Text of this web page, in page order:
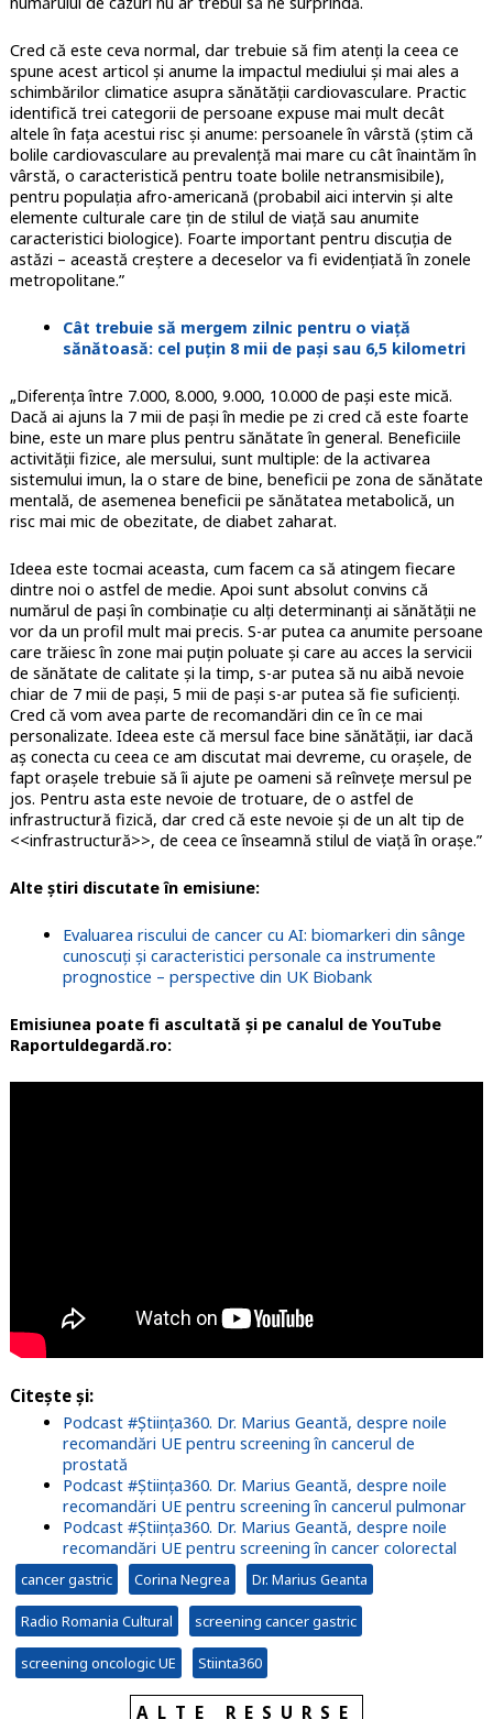
Cred că este ceva normal, dar trebuie să fim atenți la ceea ce
spune acest articol și anume la impactul mediului și mai ales a
schimbărilor climatice asupra sănătății cardiovasculare. Practic
identifică trei categorii de persoane expuse mai mult decât
altele în fața acestui risc și anume: persoanele în vârstă (știm că
bolile cardiovasculare au prevalență mai mare cu cât înaintăm în
vârstă, o caracteristică pentru toate bolile netransmisibile),
pentru populația afro-americană (probabil aici intervin și alte
elemente culturale care țin de stilul de viață sau anumite
caracteristici biologice). Foarte important pentru discuția de
astăzi – această creștere a deceselor va fi evidențiată în zonele
metropolitane.”
Cât trebuie să mergem zilnic pentru o viață
sănătoasă: cel puțin 8 mii de pași sau 6,5 kilometri
„Diferența între 7.000, 8.000, 9.000, 10.000 de pași este mică.
Dacă ai ajuns la 7 mii de pași în medie pe zi cred că este foarte
bine, este un mare plus pentru sănătate în general. Beneficiile
activității fizice, ale mersului, sunt multiple: de la activarea
sistemului imun, la o stare de bine, beneficii pe zona de sănătate
mentală, de asemenea beneficii pe sănătatea metabolică, un
risc mai mic de obezitate, de diabet zaharat.
Ideea este tocmai aceasta, cum facem ca să atingem fiecare
dintre noi o astfel de medie. Apoi sunt absolut convins că
numărul de pași în combinație cu alți determinanți ai sănătății ne
vor da un profil mult mai precis. S-ar putea ca anumite persoane
care trăiesc în zone mai puțin poluate și care au acces la servicii
de sănătate de calitate și la timp, s-ar putea să nu aibă nevoie
chiar de 7 mii de pași, 5 mii de pași s-ar putea să fie suficienți.
Cred că vom avea parte de recomandări din ce în ce mai
personalizate. Ideea este că mersul face bine sănătății, iar dacă
aș conecta cu ceea ce am discutat mai devreme, cu orașele, de
fapt orașele trebuie să îi ajute pe oameni să reînvețe mersul pe
jos. Pentru asta este nevoie de trotuare, de o astfel de
infrastructură fizică, dar cred că este nevoie și de un alt tip de
<<infrastructură>>, de ceea ce înseamnă stilul de viață în orașe.”
Alte știri discutate în emisiune:
Evaluarea riscului de cancer cu AI: biomarkeri din sânge
cunoscuți și caracteristici personale ca instrumente
prognostice – perspective din UK Biobank
Emisiunea poate fi ascultată și pe canalul de YouTube
Raportuldegardă.ro:
Citește și:
Podcast #Știința360. Dr. Marius Geantă, despre noile
recomandări UE pentru screening în cancerul de
prostată
Podcast #Știința360. Dr. Marius Geantă, despre noile
recomandări UE pentru screening în cancerul pulmonar
Podcast #Știința360. Dr. Marius Geantă, despre noile
recomandări UE pentru screening în cancer colorectal
cancer gastric Corina Negrea Dr. Marius Geanta
Radio Romania Cultural screening cancer gastric
screening oncologic UE Stiinta360
ALTE RESURSE